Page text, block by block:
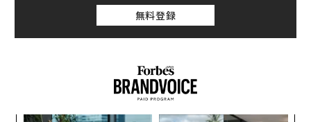
無料登録